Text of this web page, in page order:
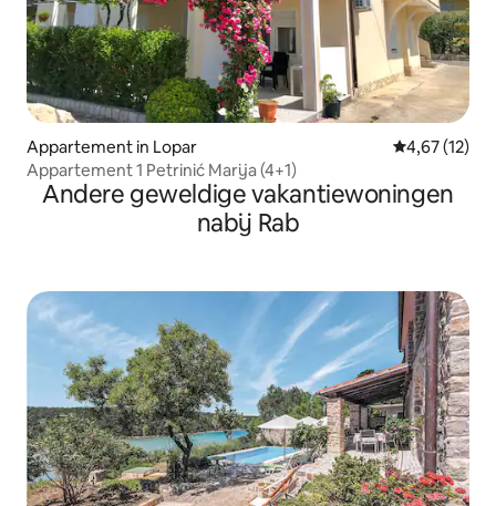
Appartement in Lopar Gemiddelde
4,67 (12)
Appartement 1 Petrinić Marija (4+1)
Andere geweldige vakantiewoningen
nabij Rab